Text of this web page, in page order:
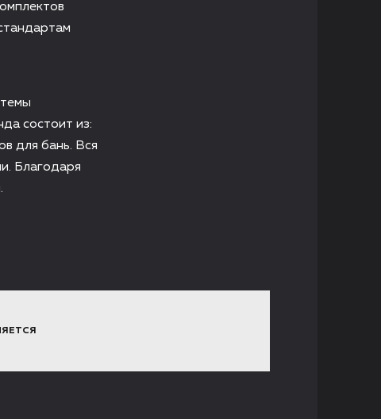
состоит из:
для бань. Вся
Благодаря